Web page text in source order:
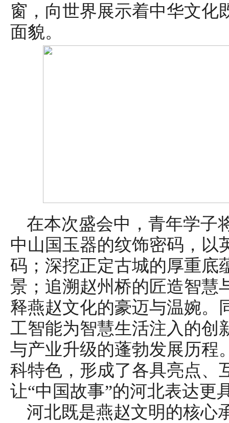
窗，向世界展示着中华文化
面貌。
在本次盛会中，青年学子
中山国玉器的纹饰密码，以
码；深挖正定古城的厚重底
景；追溯赵州桥的匠造智慧
释燕赵文化的豪迈与温婉。
工智能为智慧生活注入的创
与产业升级的蓬勃发展历程
科特色，形成了各具亮点、
让“中国故事”的河北表达更
河北既是燕赵文明的核心